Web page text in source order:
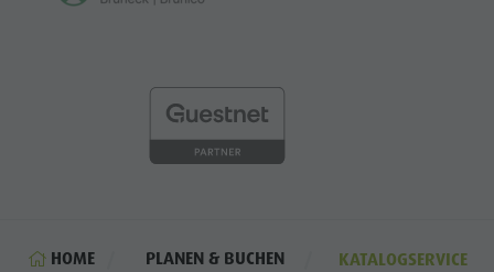
HOME PLANEN & BUCHEN KATALOGSERVICE